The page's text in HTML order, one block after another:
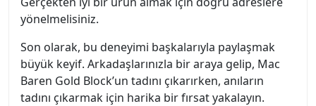
yönelmelisiniz.
Son olarak, bu deneyimi başkalarıyla paylaşmak
büyük keyif. Arkadaşlarınızla bir araya gelip, Mac
Baren Gold Block’un tadını çıkarırken, anıların
tadını çıkarmak için harika bir fırsat yakalayın.